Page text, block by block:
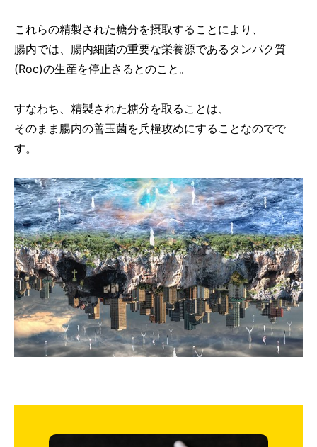
これらの精製された糖分を摂取することにより、
腸内では、腸内細菌の重要な栄養源であるタンパク質
(Roc)の生産を停止さるとのこと。
すなわち、精製された糖分を取ることは、
そのまま腸内の善玉菌を兵糧攻めにすることなのでで
す。